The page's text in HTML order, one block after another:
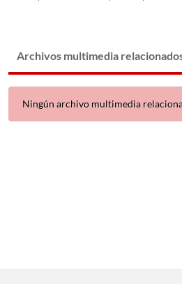
Archivos multimedia
Ningún archivo multimedia